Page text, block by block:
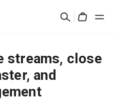
Rechercher
streams, close
and